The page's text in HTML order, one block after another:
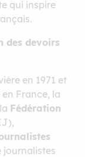
qui inspire
des devoirs
en 1971 et
France, la
Fédération
journalistes